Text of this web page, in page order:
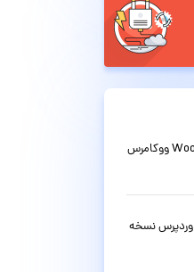
قالب فروشگاهی چندمنظوره وودمارت WoodMart ووکامرس
افزونه صفحه ساز المنتور پرو Elementor Pro وردپرس نسخه